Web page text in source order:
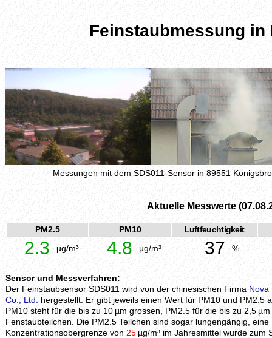
Feinstaubmessung
Messungen mit dem SDS011-Sensor in 89551
Aktuelle Messwerte
PM2.5 PM10 Luftfeuchtigkeit
2.3 µg/m³ 4.8 µg/m³ 37 %
Sensor und Messverfahren:
Der Feinstaubsensor SDS011 wird von der chinesischen Firma Nova
Co., Ltd.
hergestellt. Er gibt jeweils einen Wert für PM10 und PM2.5
PM10 steht für die bis zu 10 µm grossen, PM2.5 für die bis zu 2,5
Fenstaubteilchen. Die PM2.5 Teilchen sind sogar lungengängig, eine
Konzentrationsobergrenze von 25µg/m³ im Jahresmittel wurde zum